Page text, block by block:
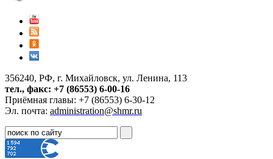
356240, РФ, г. Михайловск, ул. Ленина, 113
тел., факс: +7 (86553) 6-00-16
Приёмная главы: +7 (86553) 6-30-12
Эл. почта: administration@shmr.ru